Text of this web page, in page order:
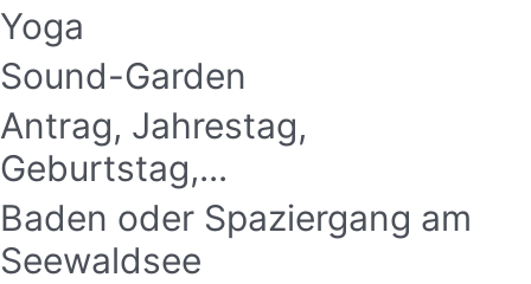
Yoga
Sound-Garden
Antrag, Jahrestag,
Geburtstag,...
Baden oder Spaziergang am
Seewaldsee